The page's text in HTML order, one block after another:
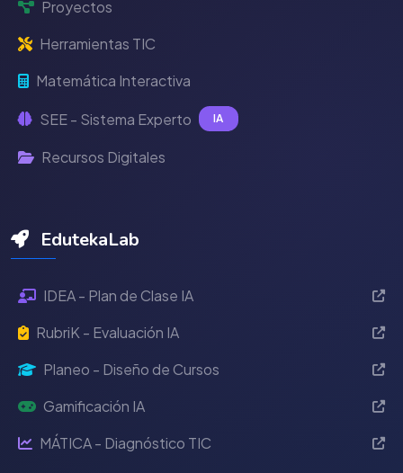
Proyectos
Herramientas TIC
Matemática Interactiva
SEE - Sistema Experto IA
Recursos Digitales
EdutekaLab
IDEA - Plan de Clase IA
RubriK - Evaluación IA
Planeo - Diseño de Cursos
Gamificación IA
MÁTICA - Diagnóstico TIC